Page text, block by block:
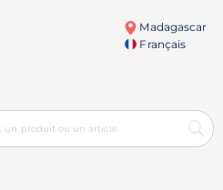
Madagascar
Français